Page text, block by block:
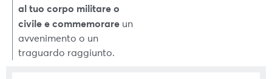
al tuo corpo militare o
civile e commemorare un
avvenimento o un
traguardo raggiunto.